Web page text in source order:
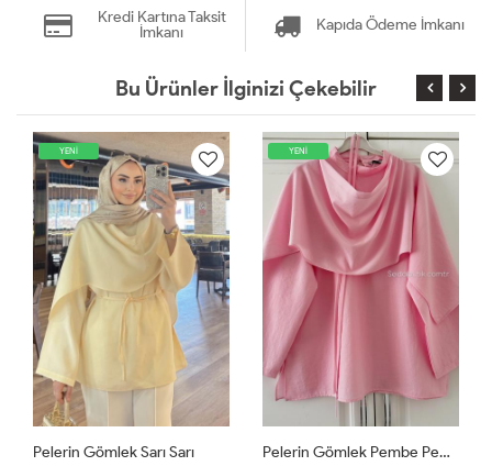
Kredi Kartına Taksit
İmkanı
Kapıda Ödeme İmkanı
Bu Ürünler İlginizi Çekebilir
YENİ